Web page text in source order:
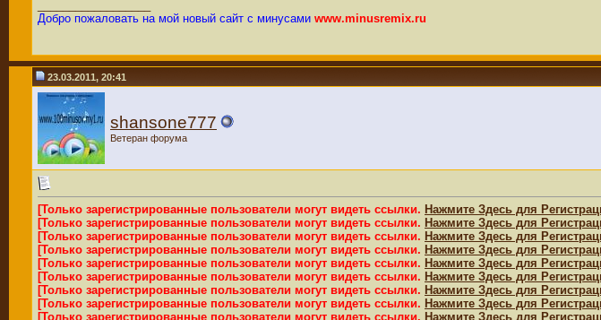
Добро пожаловать на мой новый сайт с минусами www.minusremix.ru
23.03.2011, 20:41
shansone777
Ветеран форума
[Только зарегистрированные пользователи могут видеть ссылки. Нажмите Здесь для
[Только зарегистрированные пользователи могут видеть ссылки. Нажмите Здесь для
[Только зарегистрированные пользователи могут видеть ссылки. Нажмите Здесь для
[Только зарегистрированные пользователи могут видеть ссылки. Нажмите Здесь для
[Только зарегистрированные пользователи могут видеть ссылки. Нажмите Здесь для
[Только зарегистрированные пользователи могут видеть ссылки. Нажмите Здесь для
[Только зарегистрированные пользователи могут видеть ссылки. Нажмите Здесь для
[Только зарегистрированные пользователи могут видеть ссылки. Нажмите Здесь для
[Только зарегистрированные пользователи могут видеть ссылки. Нажмите Здесь для